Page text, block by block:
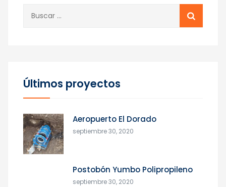
Últimos proyectos
Aeropuerto El Dorado
septiembre 30, 2020
Postobón Yumbo Polipropileno
septiembre 30, 2020